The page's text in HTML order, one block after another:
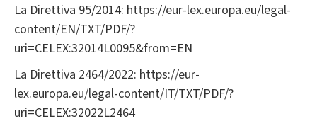
La Direttiva 95/2014: https://eur-lex.europa.eu/legal-
content/EN/TXT/PDF/?
uri=CELEX:32014L0095&from=EN
La Direttiva 2464/2022: https://eur-
lex.europa.eu/legal-content/IT/TXT/PDF/?
uri=CELEX:32022L2464